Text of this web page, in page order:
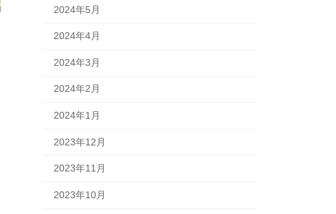
2024年5月
2024年4月
2024年3月
2024年2月
2024年1月
2023年12月
2023年11月
2023年10月